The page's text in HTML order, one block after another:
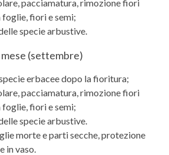
pacciamatura, rimozione fiori
fiori e semi;
specie arbustive.
(settembre)
erbacee dopo la fioritura;
pacciamatura, rimozione fiori
fiori e semi;
specie arbustive.
morte e parti secche, protezione
in vaso.